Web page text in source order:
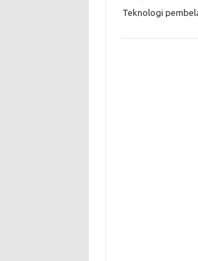
Teknologi